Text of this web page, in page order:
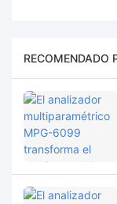
RECOMENDADO